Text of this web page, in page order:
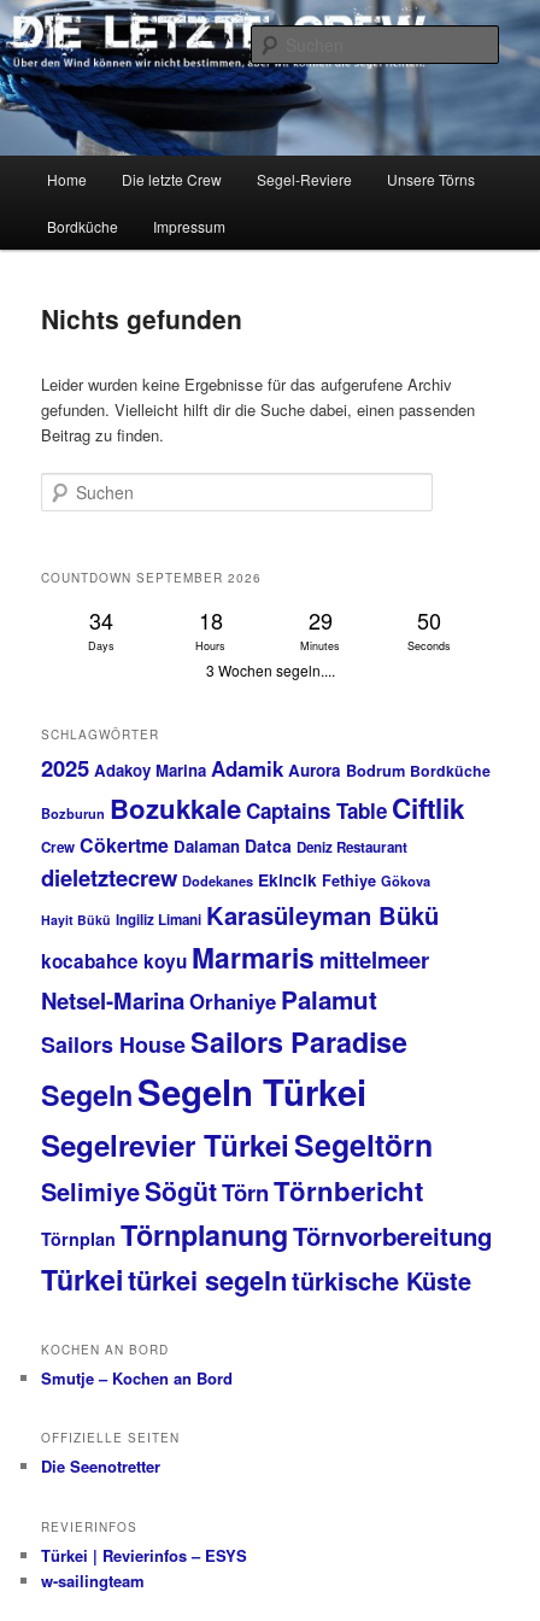
Zum
primären
Inhalt
springen
Zum
sekundären
Inhalt
springenDIE LETZTE CREW
Über den Wind können wir nicht bestimmen, aber wir können die Segel
richten.
Home Die letzte Crew Segel-Reviere Unsere Törns
Bordküche Impressum
Nichts gefunden
Leider wurden keine Ergebnisse für das aufgerufene Archiv
gefunden. Vielleicht hilft dir die Suche dabei, einen passenden
Beitrag zu finden.
Suchen
COUNTDOWN SEPTEMBER 2026
34
Days
18
Hours
29
Minutes
50
Seconds
3 Wochen segeln....
SCHLAGWÖRTER
2025 Adakoy Marina Adamik Aurora Bodrum Bordküche
Bozburun BozukkaleCaptains Table Ciftlik
Crew Cökertme Dalaman Datca Deniz Restaurant
dieletztecrew Dodekanes Ekincik Fethiye Gökova
Hayit Bükü Ingiliz Limani Karasüleyman Bükü
kocabahce koyu Marmaris mittelmeer
Netsel-MarinaOrhaniye Palamut
Sailors HouseSailors Paradise
SegelnSegeln Türkei
Segelrevier TürkeiSegeltörn
SelimiyeSögütTörnTörnbericht
Törnplan TörnplanungTörnvorbereitung
Türkeitürkei segelntürkische Küste
KOCHEN AN BORD
Smutje – Kochen an Bord
OFFIZIELLE SEITEN
Die Seenotretter
REVIERINFOS
Türkei | Revierinfos – ESYS
w-sailingteam